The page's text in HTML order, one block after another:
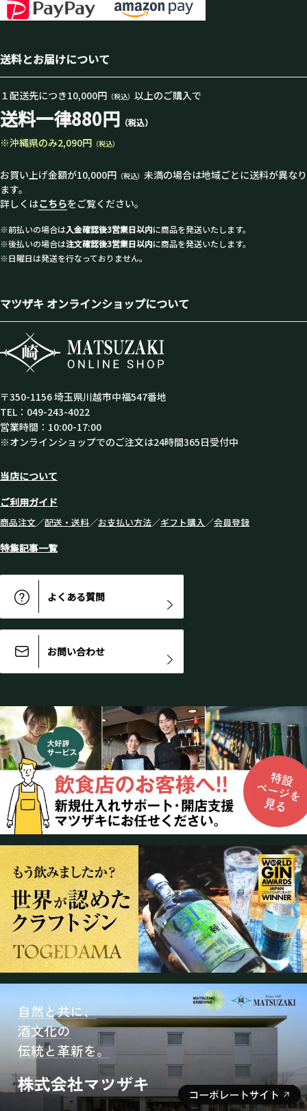
送料とお届けについて
１配送先につき10,000円 （税込） 以上のご購入で
送料一律880円 （税込）
※沖縄県のみ2,090円 （税込）
お買い上げ金額が10,000円 （税込） 未満の場合は地域ごとに送料が異なり
ます。
詳しくはこちらをご覧ください。
※前払いの場合は入金確認後3営業日以内に商品を発送いたします。
※後払いの場合は注文確認後3営業日以内に商品を発送いたします。
※日曜日は発送を行なっておりません。
マツザキ オンラインショップについて
〒350-1156 埼玉県川越市中福547番地
TEL：049-243-4022
営業時間：10:00-17:00
※オンラインショップでのご注文は24時間365日受付中
当店について
ご利用ガイド
商品注文／配送・送料／お支払い方法／ギフト購入／会員登録
特集記事一覧
よくある質問
お問い合わせ